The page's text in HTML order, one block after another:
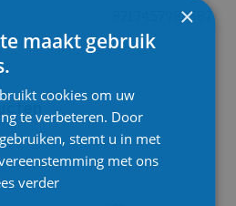
8717457988387
×
maakt gebruik
cookies om uw
te verbeteren. Door
stemt u in met
met ons
verder